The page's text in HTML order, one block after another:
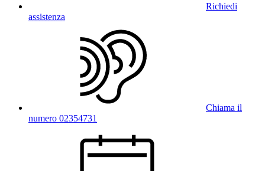
Richiedi
assistenza
Chiama il
numero 02354731